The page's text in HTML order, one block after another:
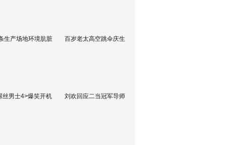
生产场地环境肮脏 百岁老太高空跳伞庆生
丝男士4>爆笑开机 刘欢回应二当冠军导师